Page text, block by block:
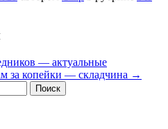
— актуальные
за копейки — складчина →